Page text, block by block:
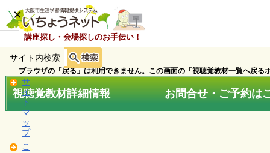
講座探し・会場探しのお手伝い！
×
ホ
ー
ム
知
ら
サイト内検索
サ
イ
ト
マ
ッ
プ
こ
ブラウザの「戻る」は利用できません。この画面の「視聴覚教材一覧へ戻る
視聴覚教材詳細情報 お問合せ・ご予約はこ